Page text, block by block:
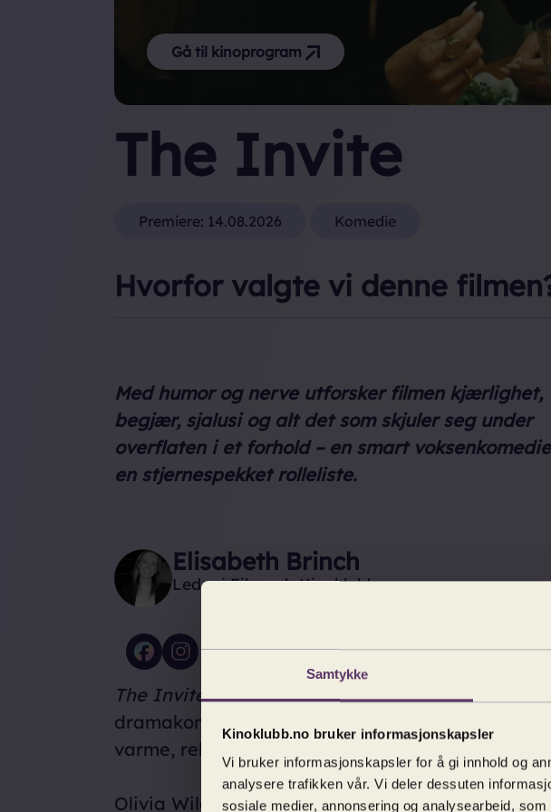
Samtykke
Kinoklubb.no bruker informasjonskapsler
Vi bruker informasjonskapsler for å gi innhold og
analysere trafikken vår. Vi deler dessuten
sosiale medier, annonsering og analysearbeid,
Gå til kinoprogram
The Invite
Premiere: 14.08.2026 Komedie
Hvorfor valgte vi denne
Med humor og nerve utforsker filmen kjærlighet,
begjær, sjalusi og alt det som skjuler seg under
overflaten i et forhold – en smart
en stjernespekket rolleliste.
Elisabeth Brinch
Leder i Filmweb Kinoklubb
The Inviteer en skarp, morsom og elegant
dramakomedie som kombinerer sylskarp dialog
varme, relaterbare karakterer.
Olivia Wilde regisserer et stjernespekket